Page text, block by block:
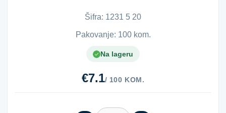
Šifra: 1​2​3​1​ ​5​ ​2​0​
Pakovanje: 100 kom.
Na lageru
€7.1/ 100 KOM.